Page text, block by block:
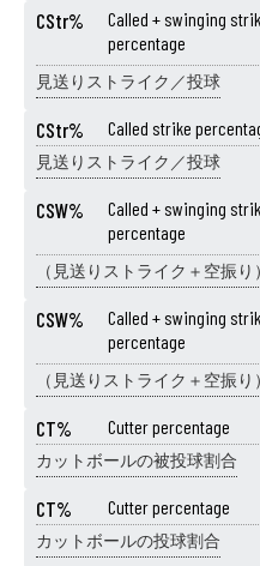
CStr%
Called + swinging
percentage
見送りストライク／投球
CStr% Called strike
見送りストライク／投球
CSW%
Called + swinging
percentage
（見送りストライク＋空振
CSW%
Called + swinging
percentage
（見送りストライク＋空振
CT% Cutter percentage
カットボールの被投球割合
CT% Cutter percentage
カットボールの投球割合